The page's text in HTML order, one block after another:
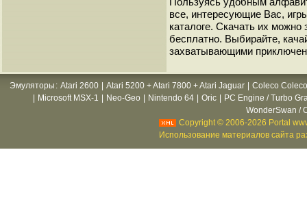
все, интересующие Вас,
каталоге. Скачать их
бесплатно. Выбирайте,
захватывающими
Эмуляторы : Atari 2600 Atari 5200 + Atari 7800 + Atari Jaguar
Coleco
Microsoft MSX-1 Neo-Geo Nintendo 64 Oric
PC Engine / Turbo
WonderSwan /
Copyright © 2006-2026 Portal
Использование материалов сайта